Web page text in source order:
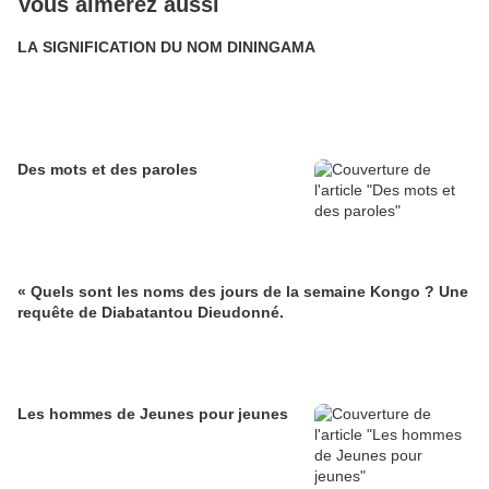
LA SIGNIFICATION DU NOM DININGAMA
Des mots et des paroles
« Quels sont les noms des jours de la semaine Kongo ? Une
requête de Diabatantou Dieudonné.
Les hommes de Jeunes pour jeunes